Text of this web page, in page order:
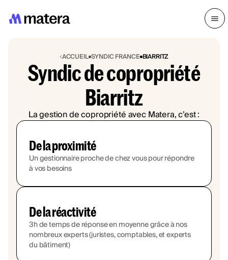
ACCUEIL SYNDIC FRANCE BIARRITZ
Syndic de copropriété
Biarritz
La gestion de copropriété avec Matera, c’est :
De la proximité
Un gestionnaire proche de chez vous pour répondre
à vos besoins
De la réactivité
3h de temps de réponse en moyenne grâce à nos
nombreux experts (juristes, comptables, et experts
du bâtiment)